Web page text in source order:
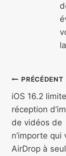
de
PRÉCÉDENT
iOS 16.2
réception
de vidéos de
n’importe qui
AirDrop à